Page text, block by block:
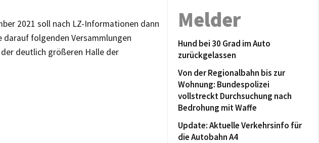
2021 soll nach LZ-Informationen dann
folgenden Versammlungen
deutlich größeren Halle der
Melder
Hund bei 30 Grad im Auto
zurückgelassen
Von der Regionalbahn bis zur
Wohnung: Bundespolizei
vollstreckt Durchsuchung nach
Bedrohung mit Waffe
Update: Aktuelle Verkehrsinfo für
die Autobahn A4